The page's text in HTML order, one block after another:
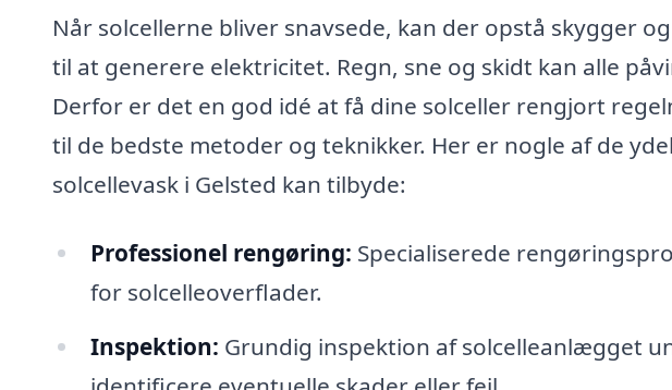
Når solcellerne bliver snavsede, kan der opstå skygger
til at generere elektricitet. Regn, sne og skidt kan alle
Derfor er det en god idé at få dine solceller rengjort
til de bedste metoder og teknikker. Her er nogle af de
solcellevask i Gelsted kan tilbyde:
Professionel rengøring: Specialiserede
for solcelleoverflader.
Inspektion: Grundig inspektion af solcelleanlægget